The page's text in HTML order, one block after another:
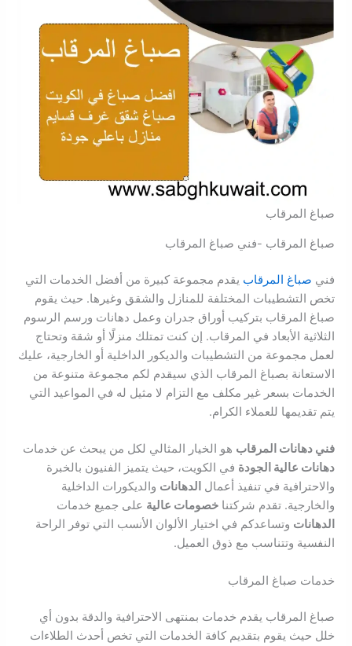
صباغ المرقاب
صباغ المرقاب -فني صباغ المرقاب
فني صباغ المرقاب يقدم مجموعة كبيرة من أفضل الخدمات التي
تخص التشطيبات المختلفة للمنازل والشقق وغيرها. حيث يقوم
صباغ المرقاب بتركيب أوراق جدران وعمل دهانات ورسم الرسوم
الثلاثية الأبعاد في المرقاب. إن كنت تمتلك منزلًا أو شقة وتحتاج
لعمل مجموعة من التشطيبات والديكور الداخلية أو الخارجية، عليك
الاستعانة بصباغ المرقاب الذي سيقدم لكم مجموعة متنوعة من
الخدمات بسعر غير مكلف مع التزام لا مثيل له في المواعيد التي
يتم تقديمها للعملاء الكرام.
فني دهانات المرقاب هو الخيار المثالي لكل من يبحث عن خدمات
دهانات عالية الجودة في الكويت، حيث يتميز الفنيون بالخبرة
والاحترافية في تنفيذ أعمال الدهانات والديكورات الداخلية
والخارجية. تقدم شركتناخصومات عالية على جميع خدمات
الدهانات وتساعدكم في اختيار الألوان الأنسب التي توفر الراحة
النفسية وتتناسب مع ذوق العميل.
خدمات صباغ المرقاب
صباغ المرقاب يقدم خدمات بمنتهى الاحترافية والدقة بدون أي
خلل حيث يقوم بتقديم كافة الخدمات التي تخص أحدث الطلاءات